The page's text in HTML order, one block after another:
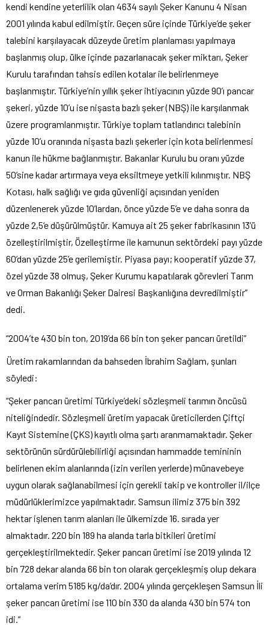
kendi kendine yeterlilik olan 4634 sayılı Şeker Kanunu 4 Nisan
2001 yılında kabul edilmiştir. Geçen süre içinde Türkiye’de şeker
talebini karşılayacak düzeyde üretim planlaması yapılmaya
başlanmış olup, ülke içinde pazarlanacak şeker miktarı, Şeker
Kurulu tarafından tahsis edilen kotalar ile belirlenmeye
başlanmıştır. Türkiye’nin yıllık şeker ihtiyacının yüzde 90’ı pancar
şekeri, yüzde 10’u ise nişasta bazlı şeker (NBŞ) ile karşılanmak
üzere programlanmıştır. Türkiye toplam tatlandırıcı talebinin
yüzde 10’u oranında nişasta bazlı şekerler için kota belirlenmesi
kanun ile hükme bağlanmıştır. Bakanlar Kurulu bu oranı yüzde
50’sine kadar artırmaya veya eksiltmeye yetkili kılınmıştır. NBŞ
Kotası, halk sağlığı ve gıda güvenliği açısından yeniden
düzenlenerek yüzde 10’lardan, önce yüzde 5’e ve daha sonra da
yüzde 2,5‘e düşürülmüştür. Kamuya ait 25 şeker fabrikasının 13’ü
özelleştirilmiştir, Özelleştirme ile kamunun sektördeki payı yüzde
60’dan yüzde 25’e gerilemiştir. Piyasa payı; kooperatif yüzde 37,
özel yüzde 38 olmuş, Şeker Kurumu kapatılarak görevleri Tarım
ve Orman Bakanlığı Şeker Dairesi Başkanlığına devredilmiştir”
dedi.
“2004’te 430 bin ton, 2019’da 66 bin ton şeker pancarı üretildi”
Üretim rakamlarından da bahseden İbrahim Sağlam, şunları
söyledi:
“Şeker pancarı üretimi Türkiye’deki sözleşmeli tarımın öncüsü
niteliğindedir. Sözleşmeli üretim yapacak üreticilerden Çiftçi
Kayıt Sistemine (ÇKS) kayıtlı olma şartı aranmamaktadır. Şeker
sektörünün sürdürülebilirliği açısından hammadde temininin
belirlenen ekim alanlarında (izin verilen yerlerde) münavebeye
uygun olarak sağlanabilmesi için gerekli takip ve kontroller il/ilçe
müdürlüklerimizce yapılmaktadır. Samsun ilimiz 375 bin 392
hektar işlenen tarım alanları ile ülkemizde 16. sırada yer
almaktadır. 220 bin 189 ha alanda tarla bitkileri üretimi
gerçekleştirilmektedir. Şeker pancarı üretimi ise 2019 yılında 12
bin 728 dekar alanda 66 bin ton olarak gerçekleşmiş olup dekara
ortalama verim 5185 kg/da’dır. 2004 yılında gerçekleşen Samsun İli
şeker pancarı üretimi ise 110 bin 330 da alanda 430 bin 574 ton
idi.”